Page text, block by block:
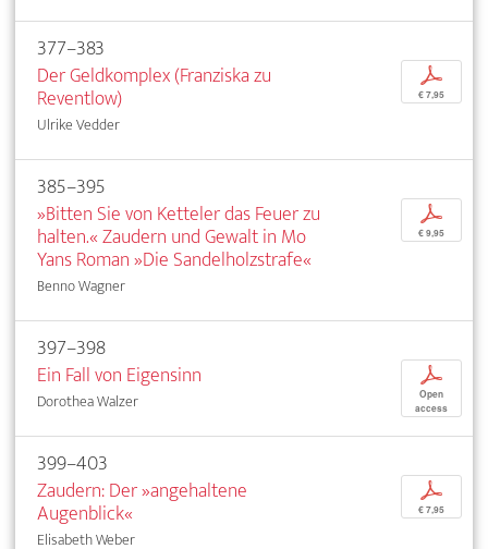
377–383
Der Geldkomplex (Franziska zu
Reventlow)
Ulrike Vedder
p
€ 7,95
385–395
»Bitten Sie von Ketteler das Feuer zu
halten.« Zaudern und Gewalt in Mo
Yans Roman »Die Sandelholzstrafe«
Benno Wagner
p
€ 9,95
397–398
Ein Fall von Eigensinn
Dorothea Walzer
p
Open
access
399–403
Zaudern: Der »angehaltene
Augenblick«
Elisabeth Weber
p
€ 7,95